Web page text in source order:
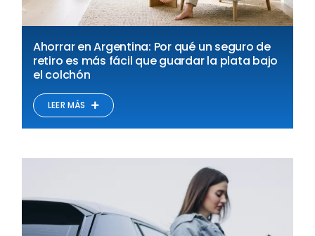
Ahorrar en Argentina: Por qué un seguro de
retiro es más fácil que guardar la plata bajo
el colchón
LEER MÁS